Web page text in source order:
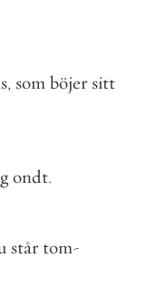
, som böjer sitt
ondt.
står tom-